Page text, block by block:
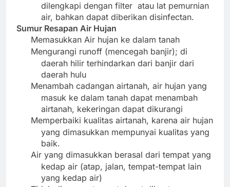
dilengkapi dengan filter atau lat pemurnian
air, bahkan dapat diberikan disinfectan.
Sumur Resapan Air Hujan
Memasukkan Air hujan ke dalam tanah
Mengurangi runoff (mencegah banjir); di
daerah hilir terhindarkan dari banjir dari
daerah hulu
Menambah cadangan airtanah, air hujan yang
masuk ke dalam tanah dapat menambah
airtanah, kekeringan dapat dikurangi
Memperbaiki kualitas airtanah, karena air hujan
yang dimasukkan mempunyai kualitas yang
baik.
Air yang dimasukkan berasal dari tempat yang
kedap air (atap, jalan, tempat-tempat lain
yang kedap air)